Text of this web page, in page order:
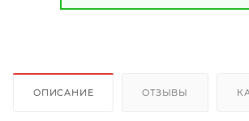
ОПИСАНИЕ ОТЗЫВЫ